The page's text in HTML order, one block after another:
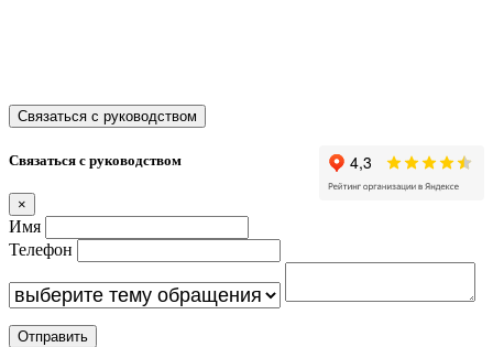
Связаться с руководством
Связаться с руководством
×
Имя
Телефон
Отправить